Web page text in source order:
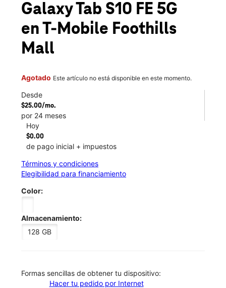
Galaxy Tab S10 FE 5G
en T-Mobile Foothills
Mall
Agotado Este artículo no está disponible en este momento.
Desde
$25.00/mo.
por 24 meses
Hoy
$0.00
de pago inicial + impuestos
Términos y condiciones
Elegibilidad para financiamiento
Color:
Almacenamiento:
128 GB
​​​​​​​Formas sencillas de obtener tu dispositivo:
Hacer tu pedido por Internet